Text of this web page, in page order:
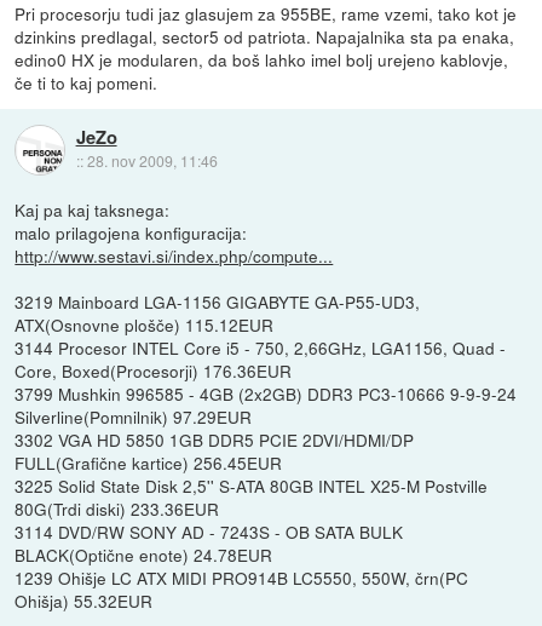
Pri procesorju tudi jaz glasujem za 955BE, rame vzemi, tako kot je
dzinkins predlagal, sector5 od patriota. Napajalnika sta pa enaka,
edino0 HX je modularen, da boš lahko imel bolj urejeno kablovje,
če ti to kaj pomeni.
JeZo
::28. nov 2009, 11:46
Kaj pa kaj taksnega:
malo prilagojena konfiguracija:
http://www.sestavi.si/index.php/compute...
3219 Mainboard LGA-1156 GIGABYTE GA-P55-UD3,
ATX(Osnovne plošče) 115.12EUR
3144 Procesor INTEL Core i5 - 750, 2,66GHz, LGA1156, Quad -
Core, Boxed(Procesorji) 176.36EUR
3799 Mushkin 996585 - 4GB (2x2GB) DDR3 PC3-10666 9-9-9-24
Silverline(Pomnilnik) 97.29EUR
3302 VGA HD 5850 1GB DDR5 PCIE 2DVI/HDMI/DP
FULL(Grafične kartice) 256.45EUR
3225 Solid State Disk 2,5'' S-ATA 80GB INTEL X25-M Postville
80G(Trdi diski) 233.36EUR
3114 DVD/RW SONY AD - 7243S - OB SATA BULK
BLACK(Optične enote) 24.78EUR
1239 Ohišje LC ATX MIDI PRO914B LC5550, 550W, črn(PC
Ohišja) 55.32EUR